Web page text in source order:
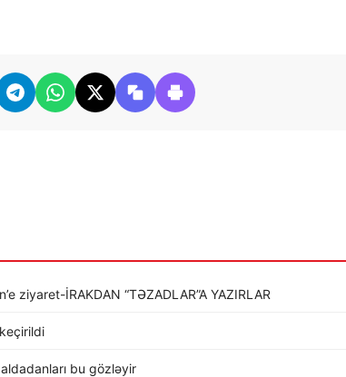
ziyaret-İRAKDAN “TƏZADLAR”A YAZIRLAR
bu gözləyir